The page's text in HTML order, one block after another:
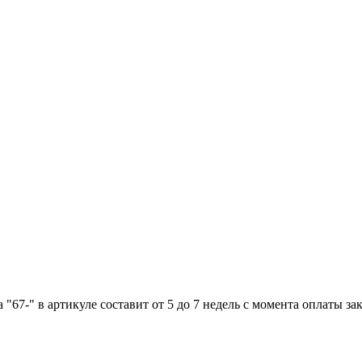
" в артикуле составит от 5 до 7 недель с момента оплаты